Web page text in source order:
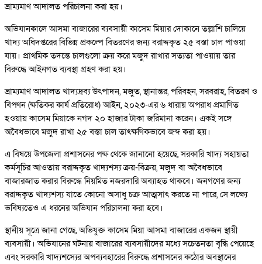
ভ্রাম্যমাণ আদালত পরিচালনা করা হয়।
অভিযানকালে আসমা বাজারের ব্যবসায়ী কাসেম মিয়ার দোকানে তল্লাশি চালিয়ে
খাদ্য অধিদপ্তরের বিভিন্ন প্রকল্পে বিতরণের জন্য বরাদ্দকৃত ২৫ বস্তা চাল পাওয়া
যায়। প্রাথমিক তদন্তে চালগুলো ক্রয় করে মজুদ রাখার সত্যতা পাওয়ায় তার
বিরুদ্ধে আইনগত ব্যবস্থা গ্রহণ করা হয়।
ভ্রাম্যমাণ আদালত খাদ্যদ্রব্য উৎপাদন, মজুত, স্থানান্তর, পরিবহন, সরবরাহ, বিতরণ ও
বিপণন (ক্ষতিকর কার্য প্রতিরোধ) আইন, ২০২৩-এর ৬ ধারায় অপরাধ প্রমাণিত
হওয়ায় কাসেম মিয়াকে নগদ ২০ হাজার টাকা জরিমানা করেন। একই সঙ্গে
অবৈধভাবে মজুদ রাখা ২৫ বস্তা চাল তাৎক্ষণিকভাবে জব্দ করা হয়।
এ বিষয়ে উপজেলা প্রশাসনের পক্ষ থেকে জানানো হয়েছে, সরকারি খাদ্য সহায়তা
কর্মসূচির আওতায় বরাদ্দকৃত খাদ্যশস্য ক্রয়-বিক্রয়, মজুদ বা অবৈধভাবে
বাজারজাত করার বিরুদ্ধে নিয়মিত নজরদারি অব্যাহত থাকবে। জনগণের জন্য
বরাদ্দকৃত খাদ্যশস্য যাতে কোনো অসাধু চক্র আত্মসাৎ করতে না পারে, সে লক্ষ্যে
ভবিষ্যতেও এ ধরনের অভিযান পরিচালনা করা হবে।
স্থানীয় সূত্রে জানা গেছে, অভিযুক্ত কাসেম মিয়া আসমা বাজারের একজন স্থায়ী
ব্যবসায়ী। অভিযানের ঘটনায় বাজারের ব্যবসায়ীদের মধ্যে সচেতনতা বৃদ্ধি পেয়েছে
এবং সরকারি খাদ্যশস্যের অপব্যবহারের বিরুদ্ধে প্রশাসনের কঠোর অবস্থানের